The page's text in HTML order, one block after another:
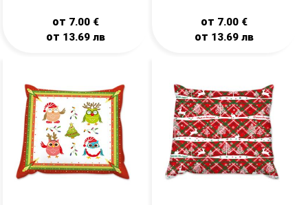
от 7.00 €
от 13.69 лв
от 7.00 €
от 13.69лв